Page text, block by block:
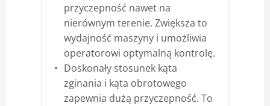
przyczepność nawet na
nierównym terenie. Zwiększa to
wydajność maszyny i umożliwia
operatorowi optymalną kontrolę.
Doskonały stosunek kąta
zginania i kąta obrotowego
zapewnia dużą przyczepność. To